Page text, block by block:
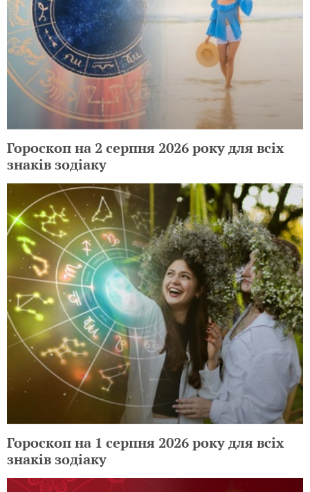
Гороскоп на 2 серпня 2026 року для всіх
знаків зодіаку
Гороскоп на 1 серпня 2026 року для всіх
знаків зодіаку